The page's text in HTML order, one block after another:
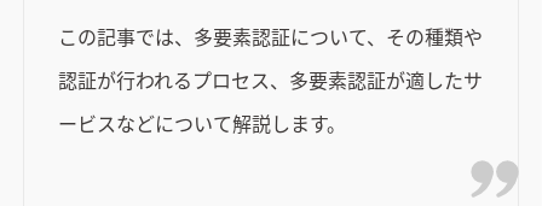
この記事では、多要素認証について、その種類や
認証が行われるプロセス、多要素認証が適したサ
ービスなどについて解説します。